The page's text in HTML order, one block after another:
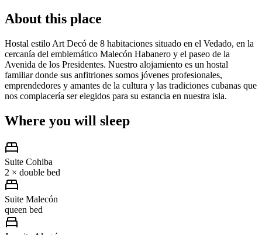
About this place
Hostal estilo Art Decó de 8 habitaciones situado en el Vedado, en la
cercanía del emblemático Malecón Habanero y el paseo de la
Avenida de los Presidentes. Nuestro alojamiento es un hostal
familiar donde sus anfitriones somos jóvenes profesionales,
emprendedores y amantes de la cultura y las tradiciones cubanas que
nos complacería ser elegidos para su estancia en nuestra isla.
Where you will sleep
Suite Cohiba
2 × double bed
Suite Malecón
queen bed